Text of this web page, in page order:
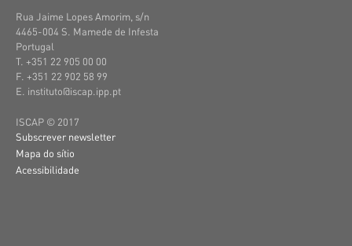
Rua Jaime Lopes Amorim, s/n
4465-004 S. Mamede de Infesta
Portugal
T. +351 22 905 00 00
F. +351 22 902 58 99
E. instituto@iscap.ipp.pt
ISCAP © 2017
Subscrever newsletter
Mapa do sítio
Acessibilidade